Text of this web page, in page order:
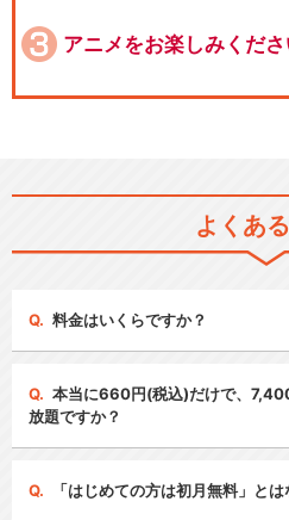
アニメをお楽しみくだ
よくあ
料金はいくらですか？
本当に660円(税込)だけで、
放題ですか？
「はじめての方は初月無料」とは